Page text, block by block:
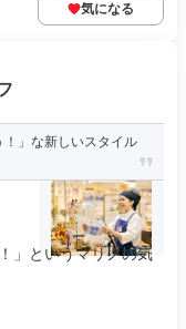
気になる
！」な新しいスタイル
」というマリノの気